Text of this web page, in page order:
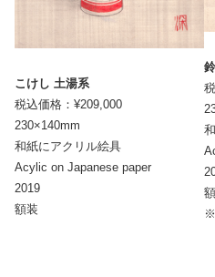
こけし 土湯系
税込価格：¥209,000
230×140mm
和紙にアクリル絵具
Acylic on Japanese paper
2019
額装
※